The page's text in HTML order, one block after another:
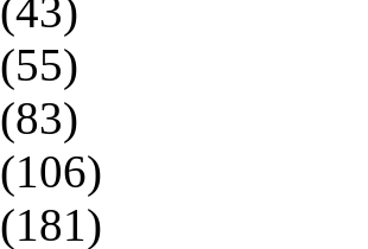
(43)
(55)
(83)
(106)
(181)